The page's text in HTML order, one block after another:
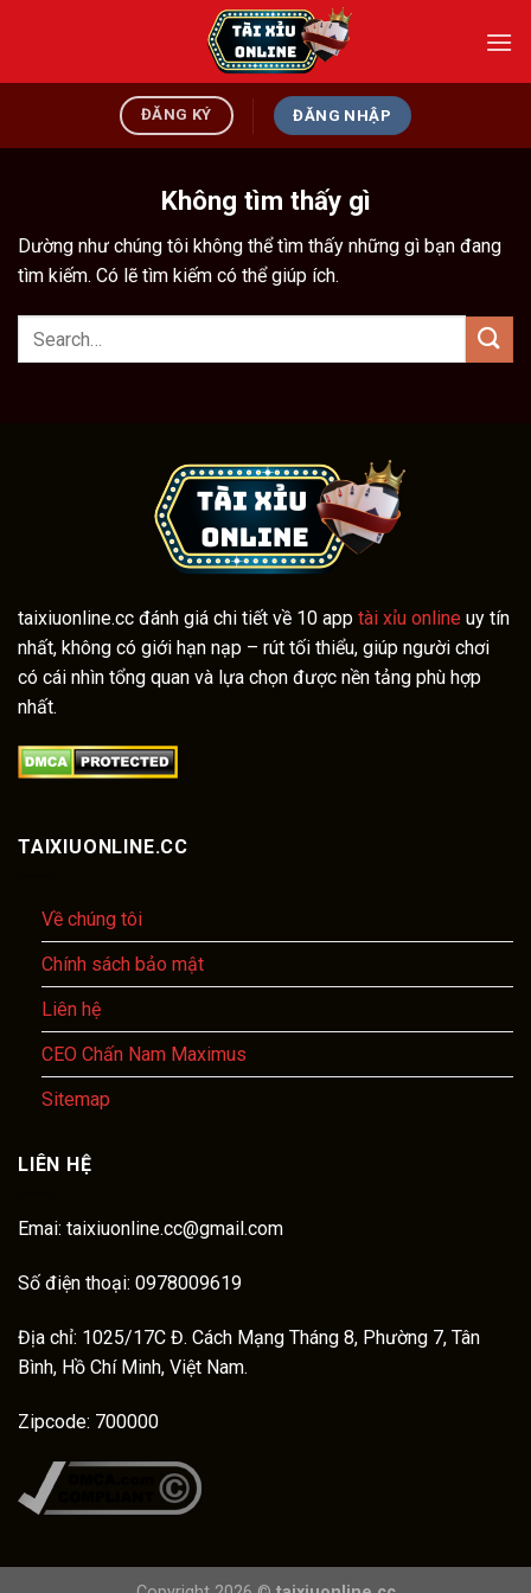
ĐĂNG KÝ ĐĂNG NHẬP
Không tìm thấy gì
Dường như chúng tôi không thể tìm thấy những gì bạn đang
tìm kiếm. Có lẽ tìm kiếm có thể giúp ích.
taixiuonline.cc đánh giá chi tiết về 10 app tài xỉu online uy tín
nhất, không có giới hạn nạp – rút tối thiểu, giúp người chơi
có cái nhìn tổng quan và lựa chọn được nền tảng phù hợp
nhất.
TAIXIUONLINE.CC
Về chúng tôi
Chính sách bảo mật
Liên hệ
CEO Chấn Nam Maximus
Sitemap
LIÊN HỆ
Emai: taixiuonline.cc@gmail.com
Số điện thoại: 0978009619
Địa chỉ: 1025/17C Đ. Cách Mạng Tháng 8, Phường 7, Tân
Bình, Hồ Chí Minh, Việt Nam.
Zipcode: 700000